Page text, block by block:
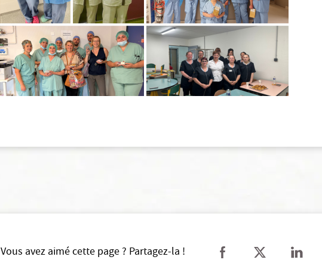
Vous avez aimé cette page ? Partagez-la !